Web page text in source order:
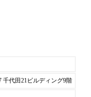
千代田21ビルディング9階